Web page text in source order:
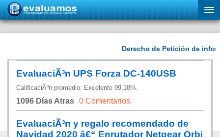
EvaluaciÃ³n UPS Forza DC-140USB
CalificaciÃ³n promedio: Excelente 99,18%.
1096 Días Atras 0 Comentarios
EvaluaciÃ³n y regalo recomendado de
Navidad 2020 â€“ Enrutador Netgear Orbi